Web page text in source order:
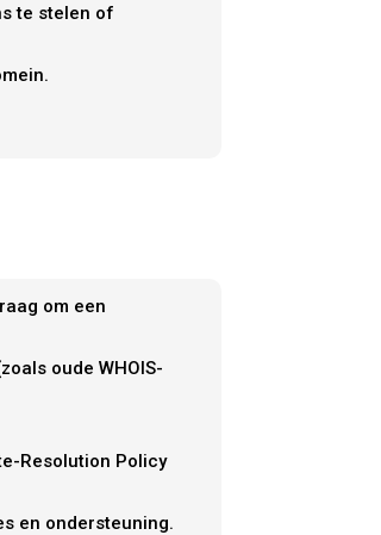
te stelen of
om een
oude WHOIS-
Resolution Policy
en ondersteuning.